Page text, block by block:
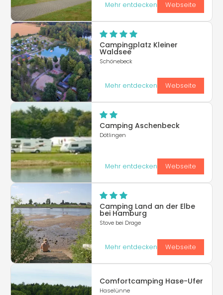
Mehr entdecken Webseite
Campingplatz Kleiner
Waldsee
Schönebeck
Mehr entdecken Webseite
Camping Aschenbeck
Dötlingen
Mehr entdecken Webseite
Camping Land an der Elbe
bei Hamburg
Stove bei Drage
Mehr entdecken Webseite
Comfortcamping Hase-Ufer
Haselünne